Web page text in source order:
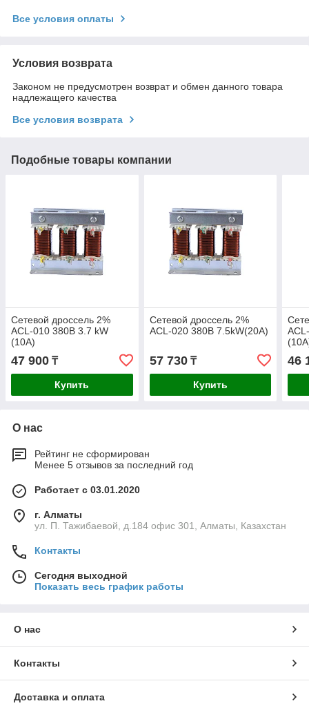
Все условия оплаты
Условия возврата
Законом не предусмотрен возврат и обмен данного товара
надлежащего качества
Все условия возврата
Подобные товары компании
Сетевой дроссель 2%
ACL-010 380В 3.7 kW
(10А)
47 900 ₸
Купить
Сетевой дроссель 2%
ACL-020 380В 7.5kW(20А)
57 730₸
Купить
46
О нас
Рейтинг не сформирован
Менее 5 отзывов за последний год
Работает с 03.01.2020
г. Алматы
ул. П. Тажибаевой, д.184 офис 301, Алматы, Казахстан
Контакты
Сегодня выходной
Показать весь график работы
О нас
Контакты
Доставка и оплата